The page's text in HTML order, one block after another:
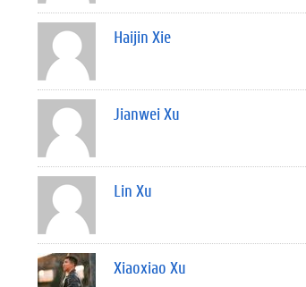
Haijin Xie
Jianwei Xu
Lin Xu
Xiaoxiao Xu